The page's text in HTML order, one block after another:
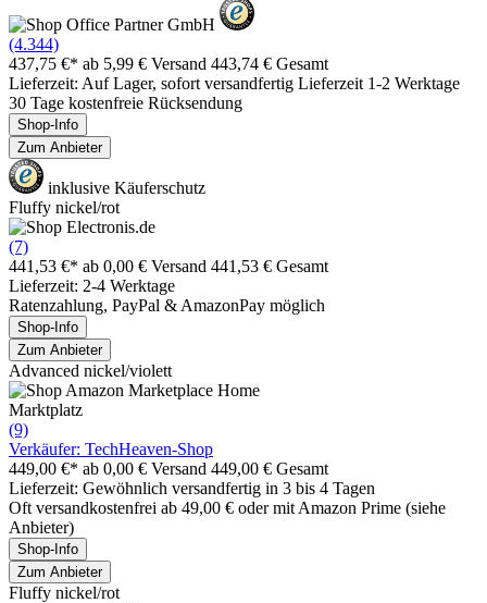
(4.344)
437,75 €* ab 5,99 € Versand 443,74 € Gesamt
Lieferzeit: Auf Lager, sofort versandfertig Lieferzeit 1-2 Werktage
30 Tage kostenfreie Rücksendung
Shop-Info
Zum Anbieter
inklusive Käuferschutz
Fluffy nickel/rot
(7)
441,53 €* ab 0,00 € Versand 441,53 € Gesamt
Lieferzeit: 2-4 Werktage
Ratenzahlung, PayPal & AmazonPay möglich
Shop-Info
Zum Anbieter
Advanced nickel/violett
Marktplatz
(9)
Verkäufer: TechHeaven-Shop
449,00 €* ab 0,00 € Versand 449,00 € Gesamt
Lieferzeit: Gewöhnlich versandfertig in 3 bis 4 Tagen
Oft versandkostenfrei ab 49,00 € oder mit Amazon Prime (siehe
Anbieter)
Shop-Info
Zum Anbieter
Fluffy nickel/rot